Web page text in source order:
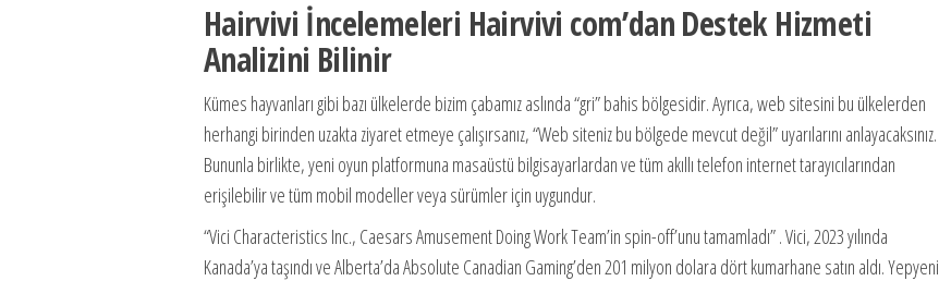
Hairvivi İncelemeleri Hairvivi com’dan Destek Hizmeti
Analizini Bilinir
Kümes hayvanları gibi bazı ülkelerde bizim çabamız aslında “gri” bahis bölgesidir. Ayrıca, web sitesini bu ülkelerden
herhangi birinden uzakta ziyaret etmeye çalışırsanız, “Web siteniz bu bölgede mevcut değil” uyarılarını anlayacaksınız.
Bununla birlikte, yeni oyun platformuna masaüstü bilgisayarlardan ve tüm akıllı telefon internet tarayıcılarından
erişilebilir ve tüm mobil modeller veya sürümler için uygundur.
“Vici Characteristics Inc., Caesars Amusement Doing Work Team’in spin-off’unu tamamladı” . Vici, 2023 yılında
Kanada’ya taşındı ve Alberta’da Absolute Canadian Gaming’den 201 milyon dolara dört kumarhane satın aldı. Yepyeni